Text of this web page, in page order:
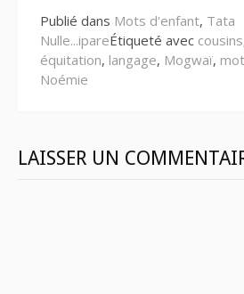
Publié dans Mots d'enfant, Tata
Nulle...ipareÉtiqueté avec cousins
équitation, langage, Mogwaï,
Noémie
LAISSER UN